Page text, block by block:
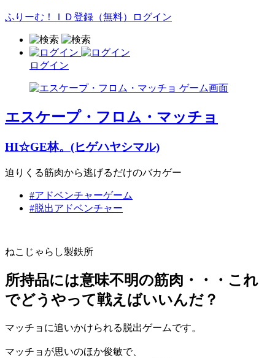
ふりーむ！ＩＤ登録（無料） ログイン
ログイン
エスケープ・フロム・マッチョ
HI☆GE林。(ヒゲハヤシマル)
迫りくる筋肉から逃げるだけのバカゲー
#アドベンチャーゲーム
#脱出アドベンチャー
ねこじゃらし製鉄所
所持品には意味不明の筋肉・・・これ
でどうやって戦えばいいんだ？
マッチョに追いかけられる脱出ゲームです。
マッチョが思いのほか俊敏で、